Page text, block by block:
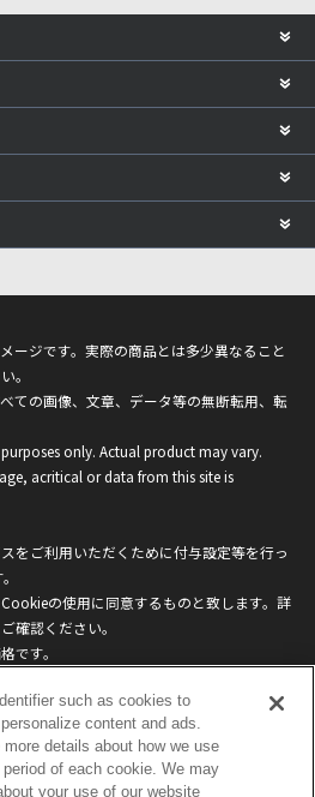
ージです。実際の商品とは多少異なること
。
ての画像、文章、データ等の無断転用、転
only. Actual product may vary.
acritical or data from this site is
をご利用いただくために付与設定等を行っ
の使用に同意するものと致します。詳
確認ください。
です。
Do Not Sell or Share My
such as cookies to
content and ads.
more details about how we use
of each cookie. We may
your use of our website